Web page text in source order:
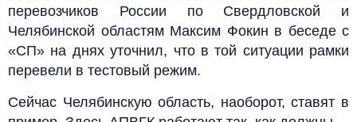
перевозчиков России по Свердловской и
Челябинской областям Максим Фокин в беседе с
«СП» на днях уточнил, что в той ситуации рамки
перевели в тестовый режим.
Сейчас Челябинскую область, наоборот, ставят в